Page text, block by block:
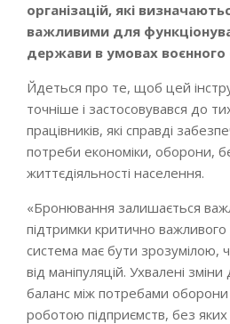
організацій, які
важливими для
держави в умовах воєнного
Йдеться про те, щоб цей
точніше і застосовувався до
працівників, які справді
потреби економіки, оборони,
життєдіяльності населення.
«Бронювання залишається
підтримки критично
система має бути зрозумілою,
від маніпуляцій. Ухвалені
баланс між потребами оборони
роботою підприємств, без